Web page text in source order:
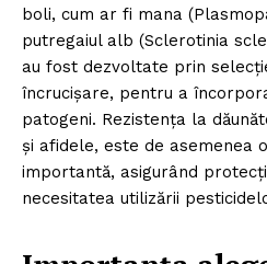
boli, cum ar fi mana
putregaiul alb (Sclerotinia
au fost dezvoltate prin
încrucișare, pentru a
patogeni. Rezistența la
și afidele, este de asemenea
importantă, asigurând
necesitatea utilizării